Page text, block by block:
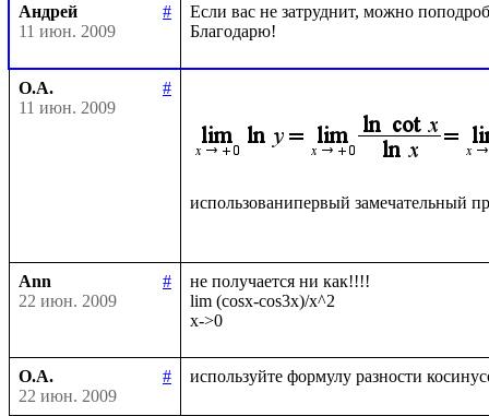
Андрей
#
11 июн. 2009
Если вас не затруднит, можно
О.А.
#
11 июн. 2009
использованипервый замечательный
Ann
#
22 июн. 2009
не получается ни как!!!!
lim (cosx-cos3x)/x^2
О.А.
#
22 июн. 2009